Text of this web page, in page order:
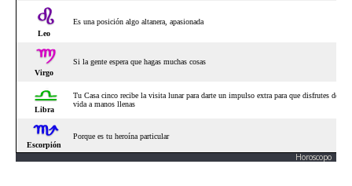
Horoscopo